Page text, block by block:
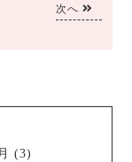
次へ
(3)